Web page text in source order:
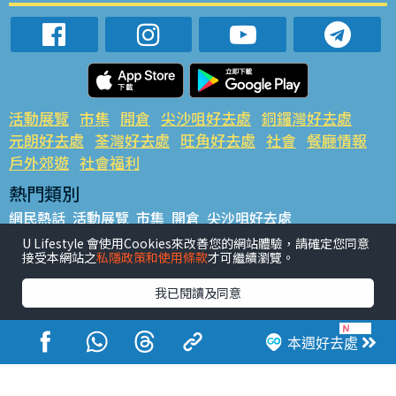
本週好去處
活動展覽 市集 開倉 尖沙咀好去處 銅鑼灣好去處
元朗好去處 荃灣好去處 旺角好去處 社會 餐廳情報
戶外郊遊 社會福利
熱門類別
網民熱話 活動展覽 市集 開倉 尖沙咀好去處
銅鑼灣好去處 元朗好去處 荃灣好去處 旺角好去處 社會
餐廳情報 戶外郊遊
熱門標籤
#UGO搵好去處 #人氣活動推介 #美食社群熱話
#親子玩樂好去處
#ULifestyle應用程式
#限時搶
#UJetso禮物放送
#ULifestyle商戶中心 #著數 #網絡熱話
U Lifestyle 會使用Cookies來改善您的網站體驗，請確定您同意
接受本網站之私隱政策和使用條款才可繼續瀏覽。
我已閱讀及同意